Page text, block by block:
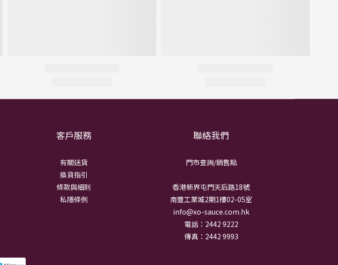
客戶服務
有關送貨
換貨指引
條款與細則
私隱條例
聯絡我們
門市查詢/銷售點
香港新界屯門天后路18號
南豐工業城2期1樓02-05室
info@xo-sauce.com.hk
電話：2442 9222
傳真：2442 9993